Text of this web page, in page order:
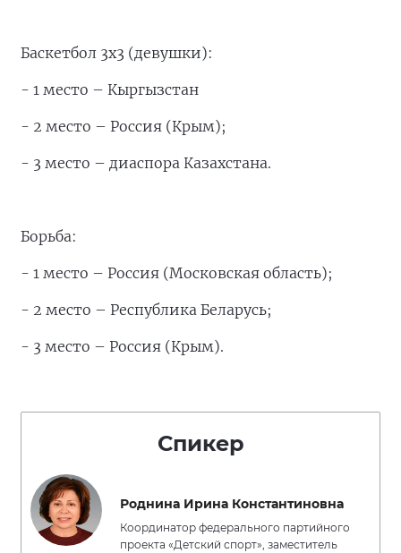
Баскетбол 3х3 (девушки):
- 1 место – Кыргызстан
- 2 место – Россия (Крым);
- 3 место – диаспора Казахстана.
Борьба:
- 1 место – Россия (Московская область);
- 2 место – Республика Беларусь;
- 3 место – Россия (Крым).
Спикер
Роднина Ирина Константиновна
Координатор федерального партийного
проекта «Детский спорт», заместитель